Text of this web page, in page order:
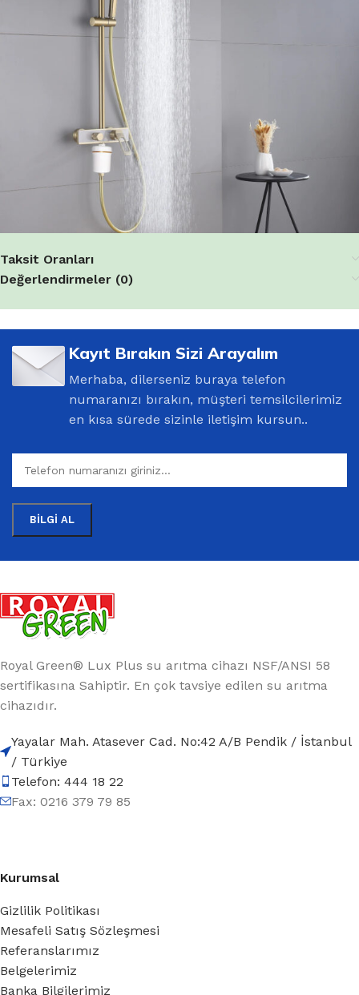
Taksit Oranları
Değerlendirmeler (0)
Kayıt Bırakın Sizi Arayalım
Merhaba, dilerseniz buraya telefon
numaranızı bırakın, müşteri temsilcilerimiz
en kısa sürede sizinle iletişim kursun..
Royal Green® Lux Plus su arıtma cihazı NSF/ANSI 58
sertifikasına Sahiptir. En çok tavsiye edilen su arıtma
cihazıdır.
Yayalar Mah. Atasever Cad. No:42 A/B Pendik / İstanbul
/ Türkiye
Telefon: 444 18 22
Fax: 0216 379 79 85
Kurumsal
Gizlilik Politikası
Mesafeli Satış Sözleşmesi
Referanslarımız
Belgelerimiz
Banka Bilgilerimiz